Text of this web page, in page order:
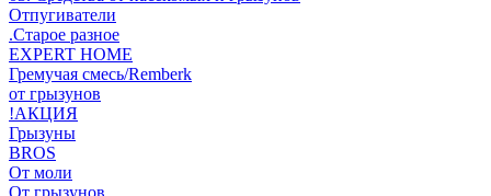
Отпугиватели
.Старое разное
EXPERT HOME
Гремучая смесь/Remberk
от грызунов
!АКЦИЯ
Грызуны
BROS
От моли
От грызунов